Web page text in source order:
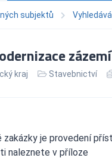
subjektů
kraj Stavebnictví
je provedení
naleznete v příloze